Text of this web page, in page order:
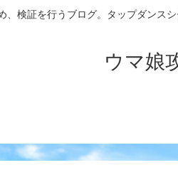
、検証を行うブログ。タップダンス
ウマ娘